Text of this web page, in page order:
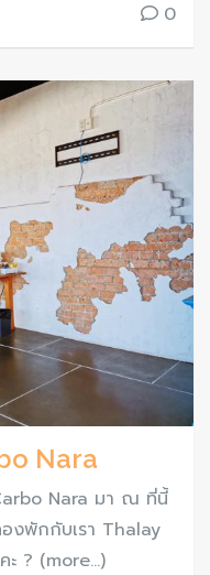
0
Nara
Nara มา ณ ที่นี้
องพักกับเรา Thalay
ะ ? (more…)